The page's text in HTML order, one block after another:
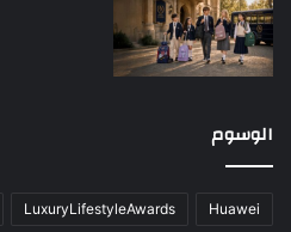
الوسوم
Huawei
LuxuryLifestyleAwards